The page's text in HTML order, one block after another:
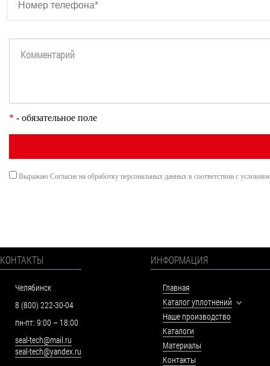
* - обязательное поле
Выражаю Согласие на обработку персональных данных в соответствии с
КОНТАКТЫ
Челябинск
8 (800) 222-30-04
пн-пт: 9:00 – 18:00
seal-tech@mail.ru
seal-tech@yandex.ru
ИНФОРМАЦИЯ
Главная
Каталог уплотнений
Наше производство
Каталоги
Материалы
Контакты